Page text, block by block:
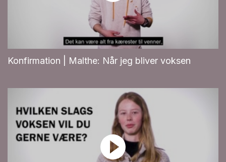
Konfirmation | Malthe: Når jeg bliver voksen